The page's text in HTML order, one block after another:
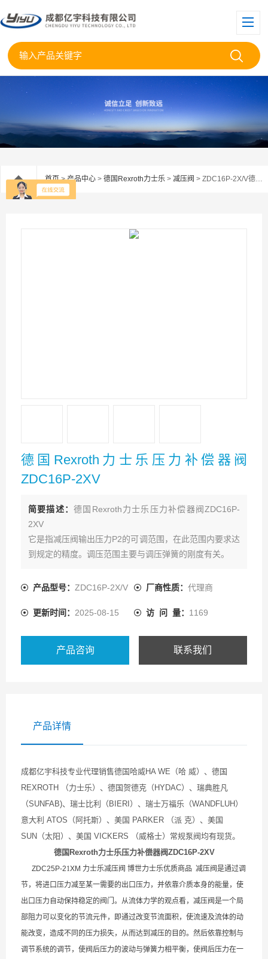
首页>产品中心 > 德国Rexroth力士乐 > 减压阀 > ZDC16P-2X/V德国Rexroth力士乐压力补偿器阀ZDC16P-2XV
德国Rexroth力士乐压力补偿器阀
ZDC16P-2XV
简要描述：德国Rexroth力士乐压力补偿器阀ZDC16P-
2XV
它是指减压阀输出压力P2的可调范围，在此范围内要求达
到规定的精度。调压范围主要与调压弹簧的刚度有关。
产品型号： ZDC16P-2X/V 厂商性质： 代理商
更新时间： 2025-08-15 访 问 量： 1169
产品咨询 联系我们
产品详情
成都亿宇科技专业代理销售德国哈威HA WE（哈 威）、德国
REXROTH （力士乐）、德国贺德克（HYDAC）、瑞典胜凡
（SUNFAB)、瑞士比利（BIERI）、瑞士万福乐（WANDFLUH）
意大利 ATOS（阿托斯）、美国 PARKER （派 克）、美国
SUN（太阳）、美国 VICKERS （威格士）常规泵阀均有现货。
德国Rexroth力士乐压力补偿器阀ZDC16P-2XV
ZDC25P-21XM 力士乐减压阀 博世力士乐优质商品 减压阀是通过调
节，将进口压力减至某一需要的出口压力，并依靠介质本身的能量，使
出口压力自动保持稳定的阀门。从流体力学的观点看，减压阀是一个局
部阻力可以变化的节流元件，即通过改变节流面积，使流速及流体的动
能改变，造成不同的压力损失，从而达到减压的目的。然后依靠控制与
调节系统的调节，使阀后压力的波动与弹簧力相平衡，使阀后压力在一